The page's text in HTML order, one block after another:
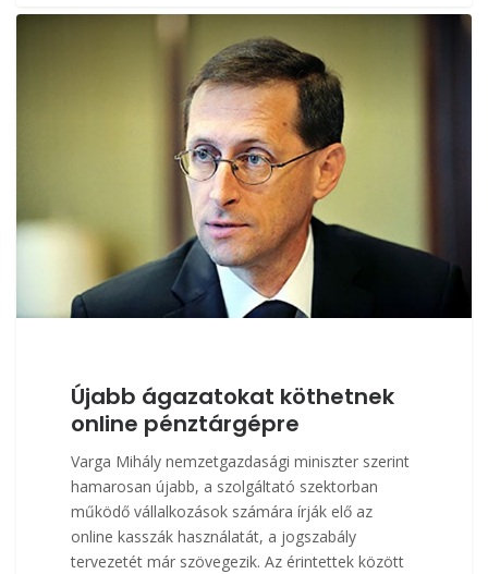
Újabb ágazatokat köthetnek
online pénztárgépre
Varga Mihály nemzetgazdasági miniszter szerint
hamarosan újabb, a szolgáltató szektorban
működő vállalkozások számára írják elő az
online kasszák használatát, a jogszabály
tervezetét már szövegezik. Az érintettek között